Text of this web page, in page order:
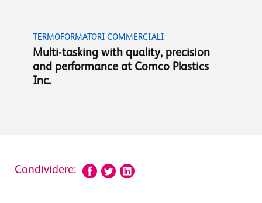
TERMOFORMATORI COMMERCIALI
Multi-tasking with quality, precision
and performance at Comco Plastics
Inc.
Condividere: